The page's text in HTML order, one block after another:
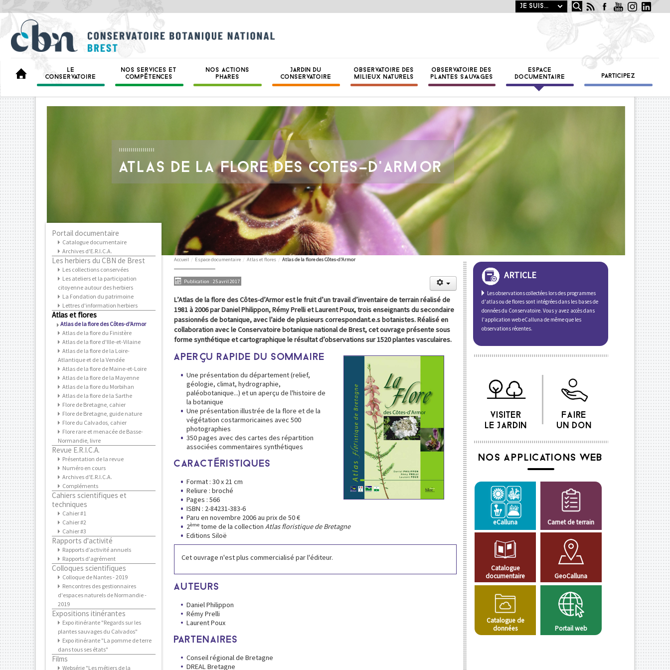
Rechercher
LE
CONSERVATOIRE
NOS SERVICES ET
COMPÉTENCES
NOS ACTIONS
PHARES
JARDIN DU
CONSERVATOIRE
OBSERVATOIRE DES
MILIEUX NATURELS
OBSERVATOIRE DES
PLANTES SAUVAGES
ESPACE
DOCUMENTAIRE
PARTICIPEZ
Portail documentaire
Catalogue documentaire
Archives d'E.R.I.C.A.
Les herbiers du CBN de Brest
Les collections conservées
Les ateliers et la participation
citoyenne autour des herbiers
La Fondation du patrimoine
Lettres d'information herbiers
Atlas et flores
Atlas de la flore des Côtes-d'Armor
Atlas de la flore du Finistère
Atlas de la flore d'Ille-et-Vilaine
Atlas de la flore de la Loire-
Atlantique et de la Vendée
Atlas de la flore de Maine-et-Loire
Atlas de la flore de la Mayenne
Atlas de la flore du Morbihan
Atlas de la flore de la Sarthe
Flore de Bretagne, cahier
Flore de Bretagne, guide nature
Flore du Calvados, cahier
Flore rare et menacée de Basse-
Normandie, livre
Revue E.R.I.C.A.
Présentation de la revue
Numéro en cours
Archives d'E.R.I.C.A.
Compléments
Cahiers scientifiques et
techniques
Cahier #1
Cahier #2
Cahier #3
Rapports d'activité
Rapports d’activité annuels
Rapports d'agrément
Colloques scientifiques
Colloque de Nantes - 2019
Rencontres des gestionnaires
d'espaces naturels de Normandie -
2019
Expositions itinérantes
Expo itinérante "Regards sur les
plantes sauvages du Calvados"
Expo itinérante "La pomme de terre
dans tous ses états"
Films
Websérie "Les métiers de la
Accueil / Espace documentaire / Atlas et flores / Atlas de la flore des Côtes-d'Armor
ATLAS DE LA FLORE DES COTES-D'ARMOR
Publication : 25 avril 2017
L’Atlas de la flore des Côtes-d’Armor est le fruit d’un travail d’inventaire de terrain réalisé de
1981 à 2006 par Daniel Philippon, Rémy Prelli et Laurent Poux, trois enseignants du secondaire
passionnés de botanique, avec l’aide de plusieurs correspondant.e.s botanistes. Réalisé en
collaboration avec le Conservatoire botanique national de Brest, cet ouvrage présente sous
forme synthétique et cartographique le résultat d’observations sur 1520 plantes vasculaires.
APERÇU RAPIDE DU SOMMAIRE
Une présentation du département (relief,
géologie, climat, hydrographie,
paléobotanique...) et un aperçu de l'histoire de
la botanique
Une présentation illustrée de la flore et de la
végétation costarmoricaines avec 500
photographies
350 pages avec des cartes des répartition
associées commentaires synthétiques
CARACTÉRISTIQUES
Format : 30 x 21 cm
Reliure : broché
Pages : 566
ISBN : 2-84231-383-6
Paru en novembre 2006 au prix de 50 €
2èmetome de la collection Atlas floristique de Bretagne
Editions Siloë
Cet ouvrage n'est plus commercialisé par l'éditeur.
AUTEURS
Daniel Philippon
Rémy Prelli
Laurent Poux
PARTENAIRES
Conseil régional de Bretagne
DREAL Bretagne
ARTICLE
Les observations collectées lors des programmes
d'atlas ou de flores sont intégrées dans les bases de
données du Conservatoire. Vous y avez accès dans
l'application web eCalluna de même que les
observations récentes.
VISITER
LE JARDIN
FAIRE
UN DON
NOS APPLICATIONS WEB
eCalluna Carnet de terrain
Catalogue
documentaire
GeoCalluna
Catalogue de
données
Portail web